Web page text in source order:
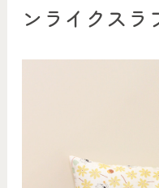
ンライクスラ